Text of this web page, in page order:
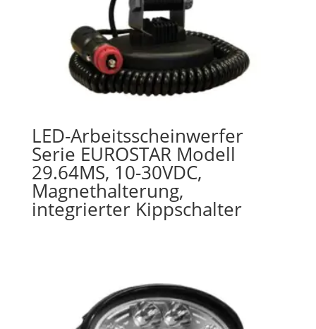
LED-Arbeitsscheinwerfer
Serie EUROSTAR Modell
29.64MS, 10-30VDC,
Magnethalterung,
integrierter Kippschalter